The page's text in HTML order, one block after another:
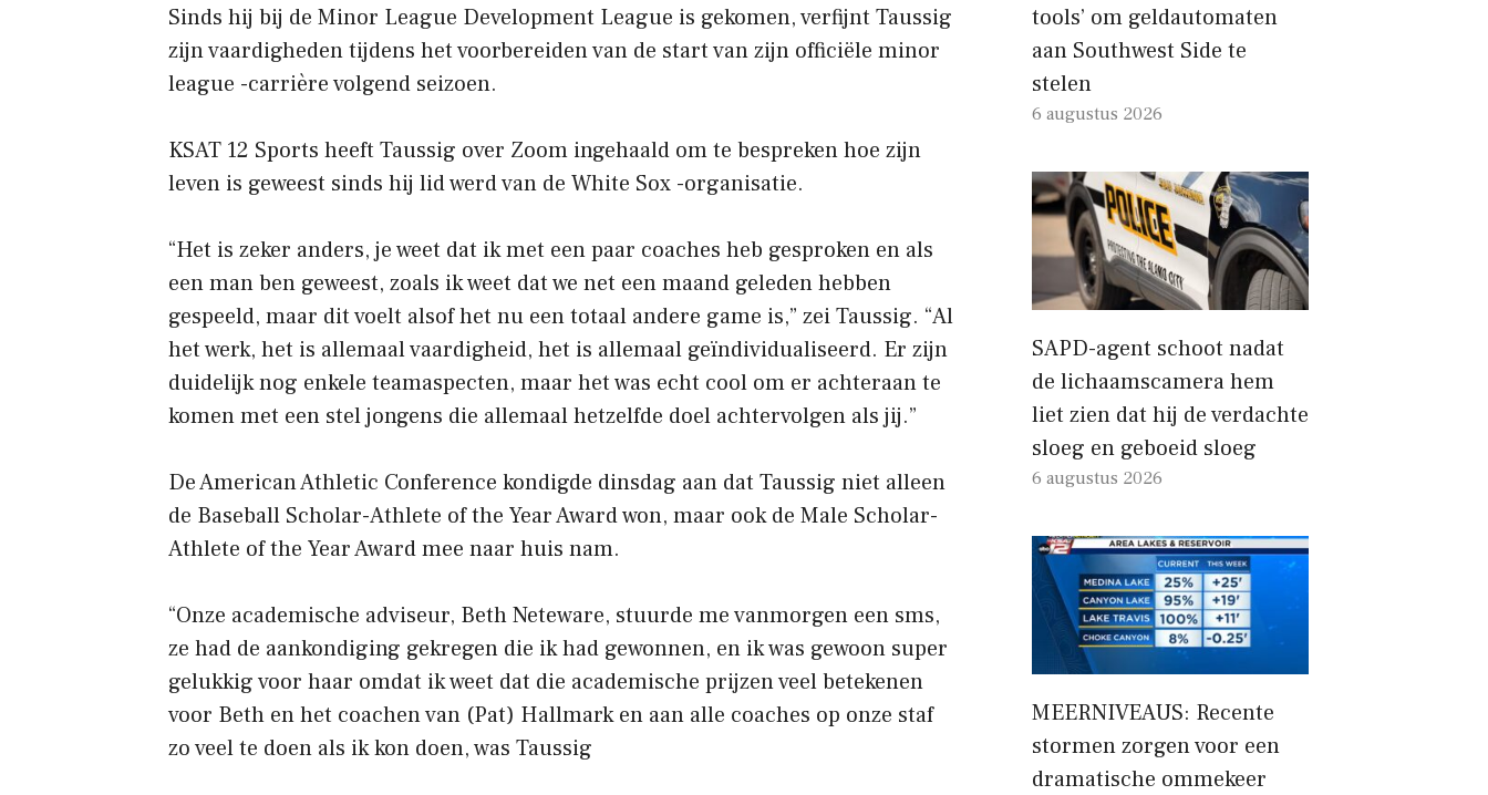
Sinds hij bij de Minor League Development League is gekomen, verfijnt Taussig
zijn vaardigheden tijdens het voorbereiden van de start van zijn officiële minor
league -carrière volgend seizoen.
KSAT 12 Sports heeft Taussig over Zoom ingehaald om te bespreken hoe zijn
leven is geweest sinds hij lid werd van de White Sox -organisatie.
“Het is zeker anders, je weet dat ik met een paar coaches heb gesproken en als
een man ben geweest, zoals ik weet dat we net een maand geleden hebben
gespeeld, maar dit voelt alsof het nu een totaal andere game is,” zei Taussig. “Al
het werk, het is allemaal vaardigheid, het is allemaal geïndividualiseerd. Er zijn
duidelijk nog enkele teamaspecten, maar het was echt cool om er achteraan te
komen met een stel jongens die allemaal hetzelfde doel achtervolgen als jij.”
De American Athletic Conference kondigde dinsdag aan dat Taussig niet alleen
de Baseball Scholar-Athlete of the Year Award won, maar ook de Male Scholar-
Athlete of the Year Award mee naar huis nam.
“Onze academische adviseur, Beth Neteware, stuurde me vanmorgen een sms,
ze had de aankondiging gekregen die ik had gewonnen, en ik was gewoon super
gelukkig voor haar omdat ik weet dat die academische prijzen veel betekenen
voor Beth en het coachen van (Pat) Hallmark en aan alle coaches op onze staf
zo veel te doen als ik kon doen, was Taussig
tools’ om geldautomaten
aan Southwest Side te
stelen
6 augustus 2026
SAPD-agent schoot nadat
de lichaamscamera hem
liet zien dat hij de verdachte
sloeg en geboeid sloeg
6 augustus 2026
MEERNIVEAUS: Recente
stormen zorgen voor een
dramatische ommekeer